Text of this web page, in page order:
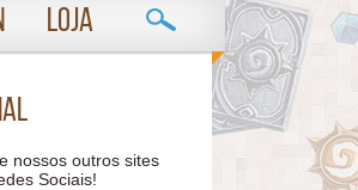
Loja
nossos outros sites
Sociais!